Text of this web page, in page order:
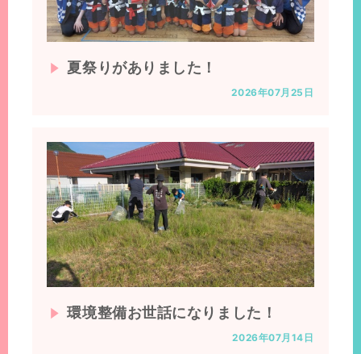
夏祭りがありました！
2026年07月25日
環境整備お世話になりました！
2026年07月14日